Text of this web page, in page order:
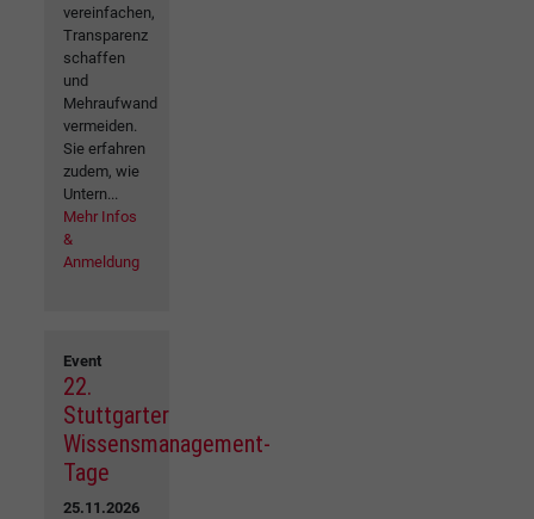
vereinfachen,
Transparenz
schaffen
und
Mehraufwand
vermeiden.
Sie erfahren
zudem, wie
Untern...
Mehr Infos
&
Anmeldung
Event
22.
Stuttgarter
Wissensmanagement-
Tage
25.11.2026